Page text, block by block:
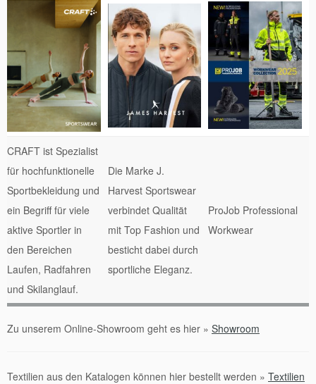
CRAFT ist Spezialist
für hochfunktionelle
Sportbekleidung und
ein Begriff für viele
aktive Sportler in
den Bereichen
Laufen, Radfahren
und Skilanglauf.
Die Marke J.
Harvest Sportswear
verbindet Qualität
mit Top Fashion und
besticht dabei durch
sportliche Eleganz.
ProJob Professional
Workwear
Zu unserem Online-Showroom geht es hier » Showroom
Textilien aus den Katalogen können hier bestellt werden » Textilien